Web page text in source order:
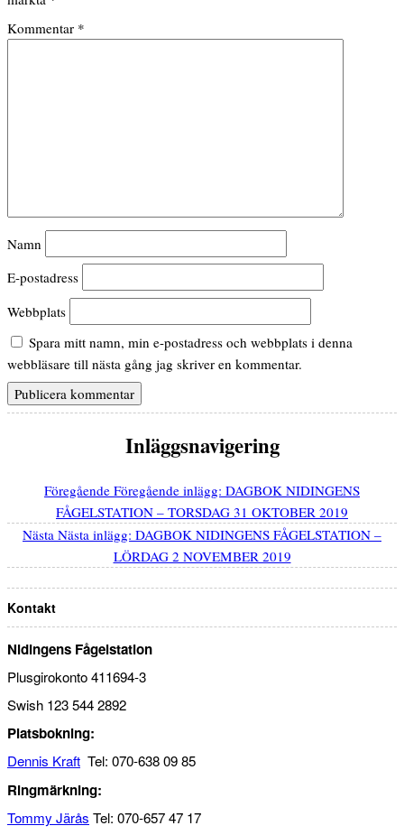
Kommentar *
Namn
E-postadress
Webbplats
Spara mitt namn, min e-postadress och webbplats i denna
webbläsare till nästa gång jag skriver en kommentar.
Inläggsnavigering
Föregående Föregående inlägg: DAGBOK NIDINGENS
FÅGELSTATION – TORSDAG 31 OKTOBER 2019
Nästa Nästa inlägg: DAGBOK NIDINGENS FÅGELSTATION –
LÖRDAG 2 NOVEMBER 2019
Kontakt
Nidingens Fågelstation
Plusgirokonto 411694-3
Swish 123 544 2892
Platsbokning:
Dennis Kraft Tel: 070-638 09 85
Ringmärkning:
Tommy Järås Tel: 070-657 47 17